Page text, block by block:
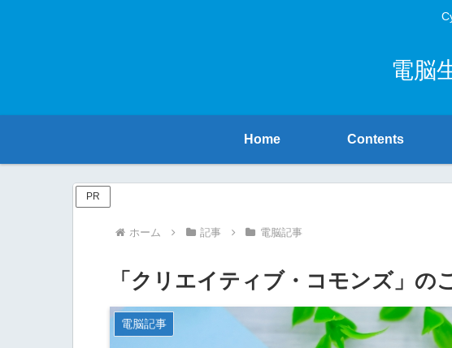
電脳
Home Contents
PR
ホーム 記事 電脳記事
「クリエイティブ・コモンズ」の
電脳記事